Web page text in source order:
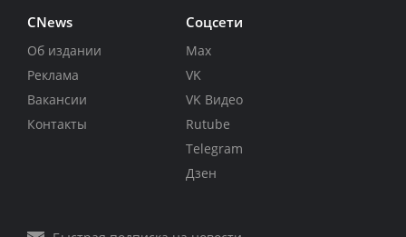
CNews
Об издании
Реклама
Вакансии
Контакты
Соцсети
Max
VK
VK Видео
Rutube
Telegram
Дзен